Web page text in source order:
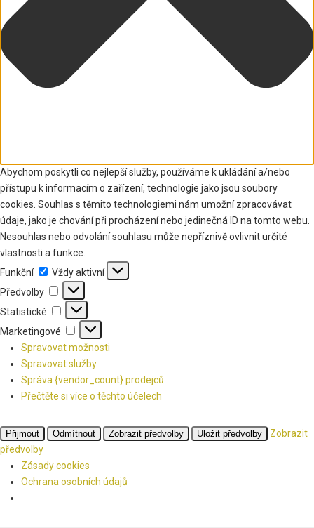
Abychom poskytli co nejlepší služby, používáme k ukládání a/nebo
přístupu k informacím o zařízení, technologie jako jsou soubory
cookies. Souhlas s těmito technologiemi nám umožní zpracovávat
údaje, jako je chování při procházení nebo jedinečná ID na tomto webu.
Nesouhlas nebo odvolání souhlasu může nepříznivě ovlivnit určité
vlastnosti a funkce.
Funkční
Funkční
Vždy aktivní
Předvolby
Předvolby
Statistické Statistické
Marketingové
Marketingové
Spravovat možnosti
Spravovat služby
Správa {vendor_count} prodejců
Přečtěte si více o těchto účelech
Přijmout Odmítnout Zobrazit předvolby Uložit předvolby
Zobrazit
předvolby
Zásady cookies
Ochrana osobních údajů